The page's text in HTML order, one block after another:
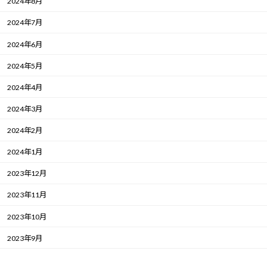
2024年7月
2024年6月
2024年5月
2024年4月
2024年3月
2024年2月
2024年1月
2023年12月
2023年11月
2023年10月
2023年9月